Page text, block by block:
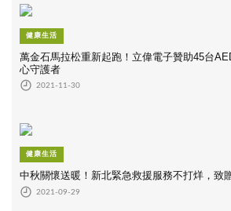
健康生活
萬金石馬拉松重新起跑！立偉電子贊助45台
心守護者
2021-11-30
健康生活
中秋關懷送暖！新北緊急救援服務不打烊，致
2021-09-29